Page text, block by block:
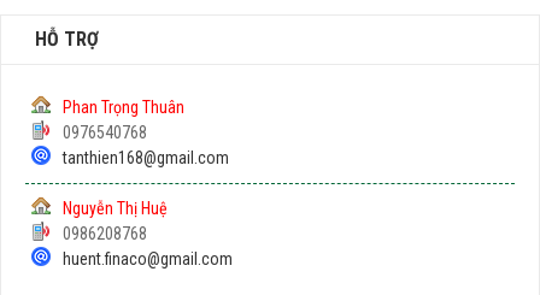
HỖ TRỢ
Phan Trọng Thuân
0976540768
tanthien168@gmail.com
Nguyễn Thị Huệ
0986208768
huent.finaco@gmail.com